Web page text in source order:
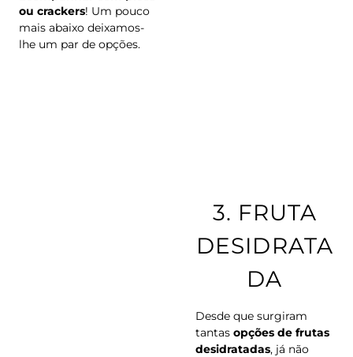
ou crackers! Um pouco
mais abaixo deixamos-
lhe um par de opções.
3. FRUTA
DESIDRATA
DA
Desde que surgiram
tantas opções de frutas
desidratadas, já não